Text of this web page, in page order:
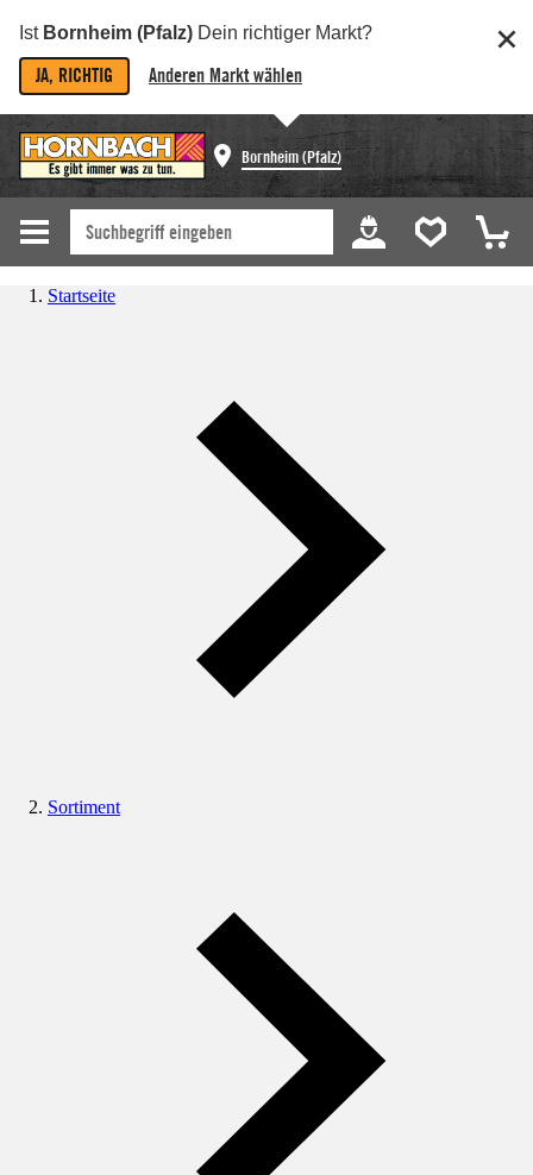
Ist Bornheim (Pfalz) Dein richtiger Markt?
JA, RICHTIG Anderen Markt wählen
Bornheim (Pfalz)
Startseite
Sortiment